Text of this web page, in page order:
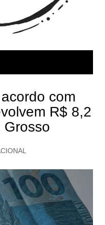
com
R$ 8,2
Grosso